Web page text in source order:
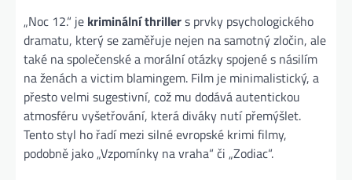
„Noc 12.“ je kriminální thrillers prvky psychologického
dramatu, který se zaměřuje nejen na samotný zločin, ale
také na společenské a morální otázky spojené s násilím
na ženách a victim blamingem. Film je minimalistický, a
přesto velmi sugestivní, což mu dodává autentickou
atmosféru vyšetřování, která diváky nutí přemýšlet.
Tento styl ho řadí mezi silné evropské krimi filmy,
podobně jako „Vzpomínky na vraha“ či „Zodiac“.